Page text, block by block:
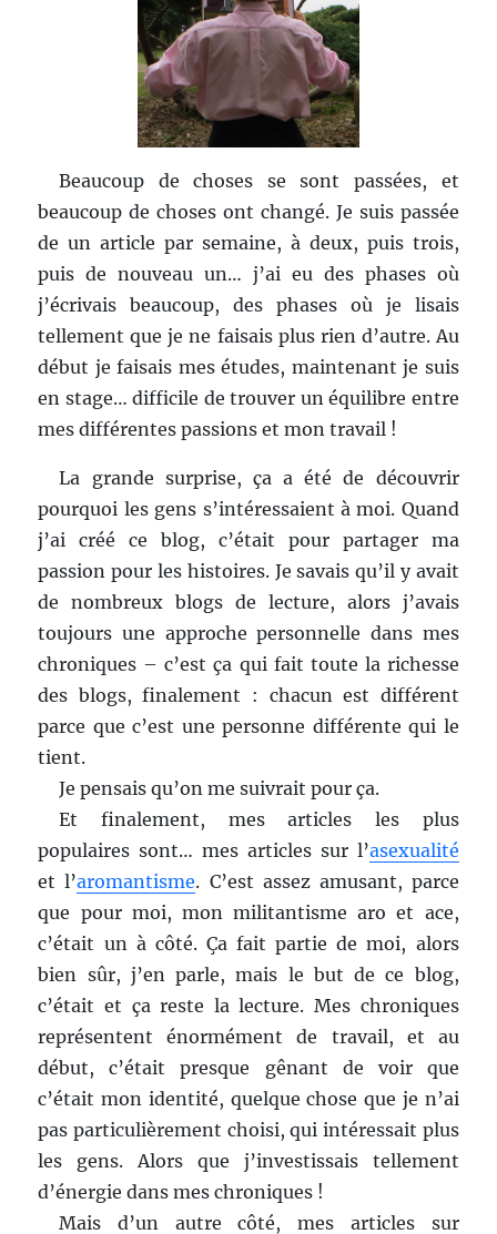
Beaucoup de choses se sont passées, et
beaucoup de choses ont changé. Je suis passée
de un article par semaine, à deux, puis trois,
puis de nouveau un… j’ai eu des phases où
j’écrivais beaucoup, des phases où je lisais
tellement que je ne faisais plus rien d’autre. Au
début je faisais mes études, maintenant je suis
en stage… difficile de trouver un équilibre entre
mes différentes passions et mon travail !
La grande surprise, ça a été de découvrir
pourquoi les gens s’intéressaient à moi. Quand
j’ai créé ce blog, c’était pour partager ma
passion pour les histoires. Je savais qu’il y avait
de nombreux blogs de lecture, alors j’avais
toujours une approche personnelle dans mes
chroniques – c’est ça qui fait toute la richesse
des blogs, finalement : chacun est différent
parce que c’est une personne différente qui le
tient.
Je pensais qu’on me suivrait pour ça.
Et finalement, mes articles les plus
populaires sont… mes articles sur l’asexualité
et l’aromantisme. C’est assez amusant, parce
que pour moi, mon militantisme aro et ace,
c’était un à côté. Ça fait partie de moi, alors
bien sûr, j’en parle, mais le but de ce blog,
c’était et ça reste la lecture. Mes chroniques
représentent énormément de travail, et au
début, c’était presque gênant de voir que
c’était mon identité, quelque chose que je n’ai
pas particulièrement choisi, qui intéressait plus
les gens. Alors que j’investissais tellement
d’énergie dans mes chroniques !
Mais d’un autre côté, mes articles sur